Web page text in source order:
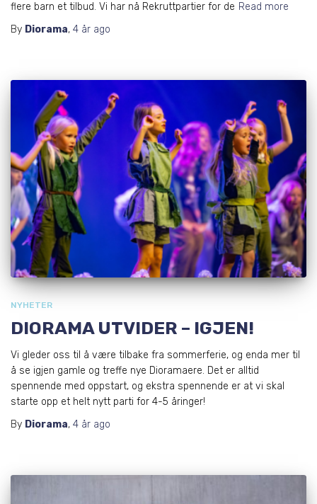
flere barn et tilbud. Vi har nå Rekruttpartier for de Read more
By Diorama, 4 år ago
NYHETER
DIORAMA UTVIDER – IGJEN!
Vi gleder oss til å være tilbake fra sommerferie, og enda mer til
å se igjen gamle og treffe nye Dioramaere. Det er alltid
spennende med oppstart, og ekstra spennende er at vi skal
starte opp et helt nytt parti for 4-5 åringer!
By Diorama, 4 år ago